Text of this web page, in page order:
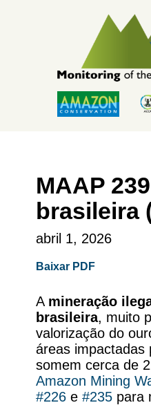
MAAP
brasileira
abril 1, 2026
Baixar PDF
A mineração
brasileira, muito
valorização do
áreas impactadas
somem cerca de
Amazon Mining
#226 e #235 para